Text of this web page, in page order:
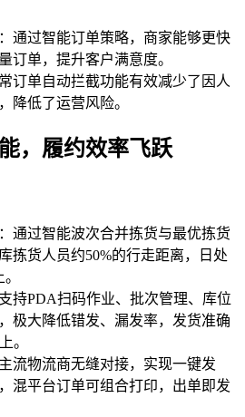
通过智能订单策略，商家能够更快
订单，提升客户满意度。
订单自动拦截功能有效减少了因人
降低了运营风险。
，履约效率飞跃
通过智能波次合并拣货与最优拣货
拣货人员约50%的行走距离，日处
持PDA扫码作业、批次管理、库位
极大降低错发、漏发率，发货准确
。
流物流商无缝对接，实现一键发
混平台订单可组合打印，出单即发